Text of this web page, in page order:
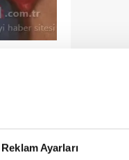
Reklam Ayarları
de